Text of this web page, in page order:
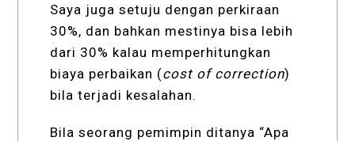
Saya juga setuju dengan perkiraan
30%, dan bahkan mestinya bisa lebih
dari 30% kalau memperhitungkan
biaya perbaikan (cost of correction)
bila terjadi kesalahan.
Bila seorang pemimpin ditanya “Apa